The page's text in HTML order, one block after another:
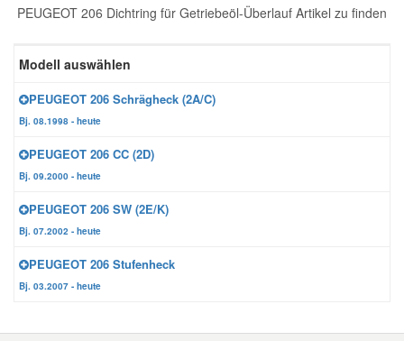
PEUGEOT 206 Dichtring für Getriebeöl-Überlauf Artikel zu finden
Modell auswählen
PEUGEOT 206 Schrägheck (2A/C)
Bj. 08.1998 - heute
PEUGEOT 206 CC (2D)
Bj. 09.2000 - heute
PEUGEOT 206 SW (2E/K)
Bj. 07.2002 - heute
PEUGEOT 206 Stufenheck
Bj. 03.2007 - heute
Reparatur-Zubehör
Schlüsselgehäuse
Winter-Autozubehör
Hyundai Ersatzteile
Jeep Ersatzteile